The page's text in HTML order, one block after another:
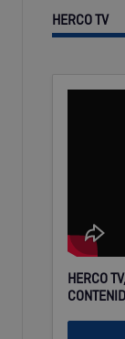
HERCO TV
HERCO